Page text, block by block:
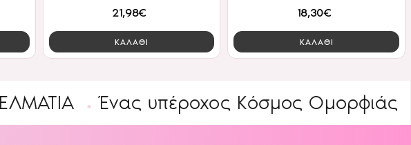
21,98€
ΚΑΛΑΘΙ
18,30€
ΚΑΛΑΘΙ
Ένας υπέροχος Κόσμος Ομορφιάς